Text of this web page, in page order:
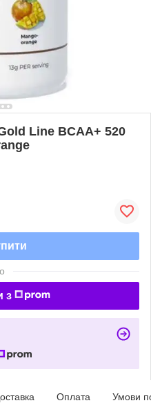
Line BCAA+ 520
з
Оплата Умови